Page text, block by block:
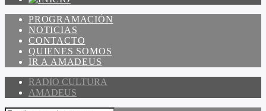
PROGRAMACIÓN
NOTICIAS
CONTACTO
QUIENES SOMOS
IR A AMADEUS
RADIO CULTURA
AMADEUS